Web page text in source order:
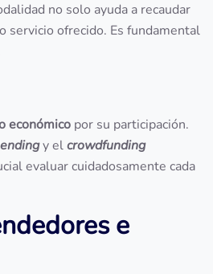
no solo ayuda a recaudar
servicio ofrecido. Es fundamental
económico por su participación.
y elcrowdfunding
evaluar cuidadosamente cada
e